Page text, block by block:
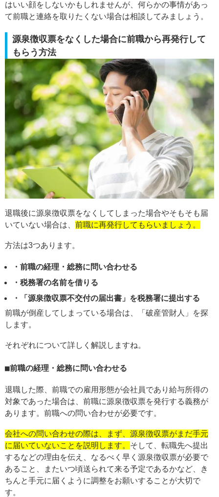
はいい顔をしないかもしれませんが、何らかの事情があっ
て前職と連絡を取りたくない場合は相談してみましょう。
源泉徴収票をなくした場合に前職から再発行して
もらう方法
退職後に源泉徴収票をなくしてしまった場合やそもそも届
いていない場合は、 前職に再発行してもらいましょう。
方法は3つあります。
・前職の経理・総務に問い合わせる
・税務署の名前を借りる
・「源泉徴収票不交付の届出書」を税務署に提出する
前職が倒産してしまっている場合は、「破産管財人」を探
します。
それぞれについて詳しく解説しますね。
前職の経理・総務に問い合わせる
退職した際、前職での雇用形態が会社員であり給与所得の
対象であった場合は、前職に源泉徴収票を発行する義務が
あります。前職への問い合わせが必要です。
会社への問い合わせの際は、まず、源泉徴収票がまだ手元
に届いていないことを説明します。 そして、転職先へ提出
するなどの理由を伝え、なるべく早く源泉徴収票が必要で
あること、またいつ頃送られて来る予定であるかなど、き
ちんと手元に届くように調整をお願いすることが大切で
す。